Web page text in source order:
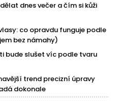
dnes večer a čím si kůži
co opravdu funguje podle
bez námahy)
bude slušet víc podle tvaru
trend precizní úpravy
dokonale